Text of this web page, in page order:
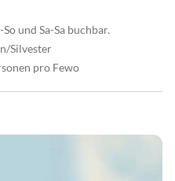
und Sa-Sa buchbar.
Silvester
pro Fewo